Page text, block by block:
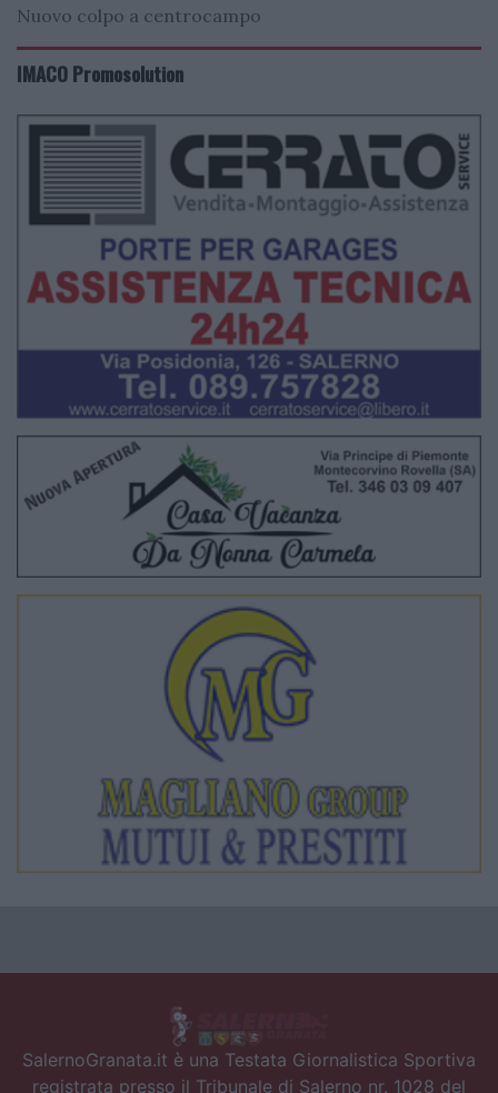
Nuovo colpo a centrocampo
IMACO Promosolution
SalernoGranata.it è una Testata Giornalistica Sportiva
registrata presso il Tribunale di Salerno nr. 1028 del